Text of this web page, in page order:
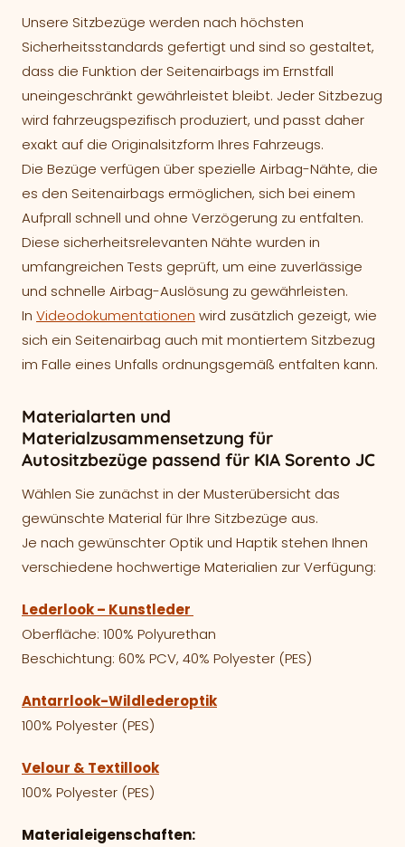
Unsere Sitzbezüge werden nach höchsten
Sicherheitsstandards gefertigt und sind so gestaltet,
dass die Funktion der Seitenairbags im Ernstfall
uneingeschränkt gewährleistet bleibt. Jeder Sitzbezug
wird fahrzeugspezifisch produziert, und passt daher
exakt auf die Originalsitzform Ihres Fahrzeugs.
Die Bezüge verfügen über spezielle Airbag-Nähte, die
es den Seitenairbags ermöglichen, sich bei einem
Aufprall schnell und ohne Verzögerung zu entfalten.
Diese sicherheitsrelevanten Nähte wurden in
umfangreichen Tests geprüft, um eine zuverlässige
und schnelle Airbag-Auslösung zu gewährleisten.
In Videodokumentationen wird zusätzlich gezeigt, wie
sich ein Seitenairbag auch mit montiertem Sitzbezug
im Falle eines Unfalls ordnungsgemäß entfalten kann.
Materialarten und
Materialzusammensetzung für
Autositzbezüge passend für KIA Sorento JC
Wählen Sie zunächst in der Musterübersicht das
gewünschte Material für Ihre Sitzbezüge aus.
Je nach gewünschter Optik und Haptik stehen Ihnen
verschiedene hochwertige Materialien zur Verfügung:
Lederlook – Kunstleder
Oberfläche: 100% Polyurethan
Beschichtung: 60% PCV, 40% Polyester (PES)
Antarrlook-Wildlederoptik
100% Polyester (PES)
Velour & Textillook
100% Polyester (PES)
Materialeigenschaften: